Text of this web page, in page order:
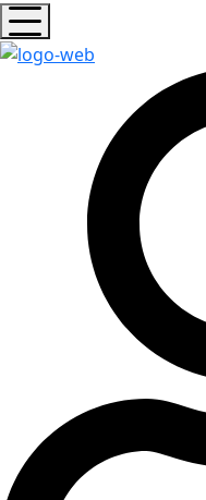
Hamburger Toggle Menu